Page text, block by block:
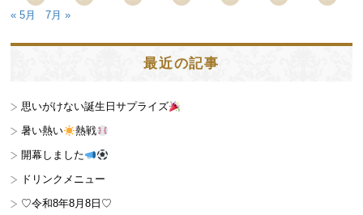
« 5月
7月 »
最近の記事
思いがけない誕生日サプライズ
暑い熱い
熱戦
開幕しました
ドリンクメニュー
♡令和8年8月8日♡